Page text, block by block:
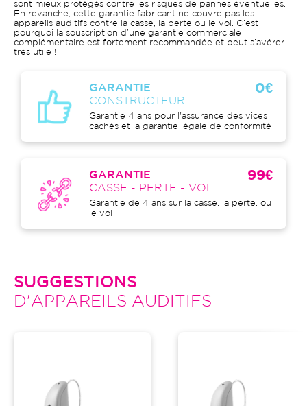
sont mieux protégés contre les risques de pannes éventuelles.
En revanche, cette garantie fabricant ne couvre pas les
appareils auditifs contre la casse, la perte ou le vol. C’est
pourquoi la souscription d’une garantie commerciale
complémentaire est fortement recommandée et peut s’avérer
très utile !
GARANTIE
CONSTRUCTEUR
0€
Garantie 4 ans pour l'assurance des vices
cachés et la garantie légale de conformité
GARANTIE
CASSE - PERTE - VOL
99€
Garantie de 4 ans sur la casse, la perte, ou
le vol
SUGGESTIONS
D'APPAREILS AUDITIFS